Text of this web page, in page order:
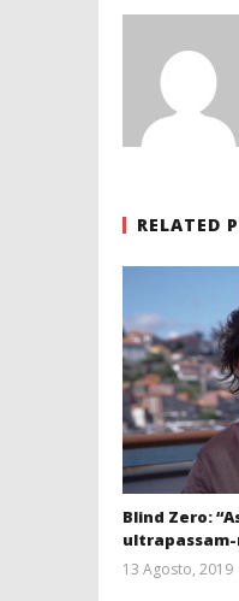
RELATED
Blind Zero:
ultrapassam-
13 Agosto, 2019